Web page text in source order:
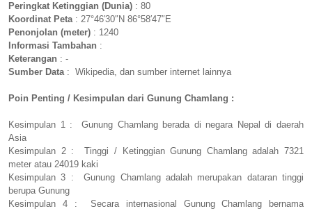
Peringkat Ketinggian (Dunia) : 80
Koordinat Peta: 27°46′30″N 86°58′47″E
Penonjolan (meter) : 1240
Informasi Tambahan :
Keterangan : -
Sumber Data: Wikipedia, dan sumber internet lainnya
Poin Penting / Kesimpulan dari Gunung Chamlang :
Kesimpulan 1 : Gunung Chamlang berada di negara Nepal di daerah
Asia
Kesimpulan 2 : Tinggi / Ketinggian Gunung Chamlang adalah 7321
meter atau 24019 kaki
Kesimpulan 3 : Gunung Chamlang adalah merupakan dataran tinggi
berupa Gunung
Kesimpulan 4 : Secara internasional Gunung Chamlang bernama